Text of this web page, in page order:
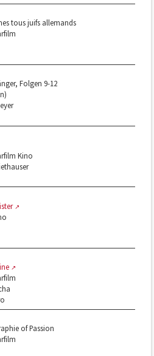
tous juifs allemands
Folgen 9-12
Kino
of Passion